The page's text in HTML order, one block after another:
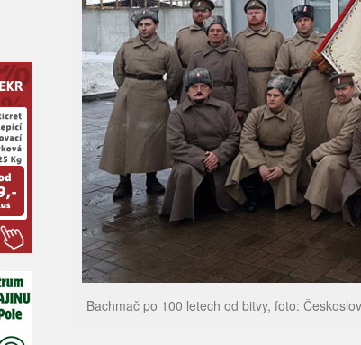
Bachmač po 100 letech od bitvy, foto: